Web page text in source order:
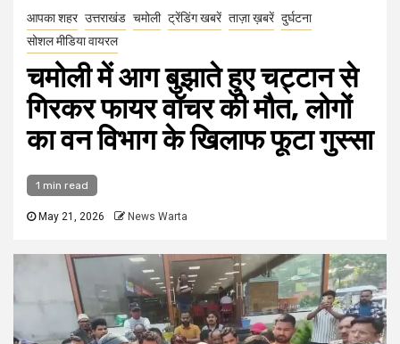
आपका शहर उत्तराखंड चमोली ट्रेंडिंग खबरें ताज़ा ख़बरें दुर्घटना
सोशल मीडिया वायरल
चमोली में आग बुझाते हुए चट्टान से
गिरकर फायर वॉचर की मौत, लोगों
का वन विभाग के खिलाफ फूटा गुस्सा
1 min read
May 21, 2026 News Warta